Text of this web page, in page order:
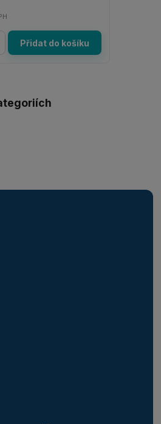
Přidat do košíku